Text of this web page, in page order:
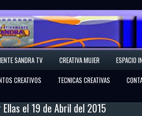
SANDRA TV CREATIVA MUJER
ESPACIO
CREATIVOS TECNICAS CREATIVAS
el 19 de Abril del 2015